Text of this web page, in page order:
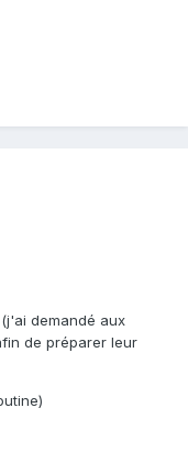
demandé aux
de préparer leur